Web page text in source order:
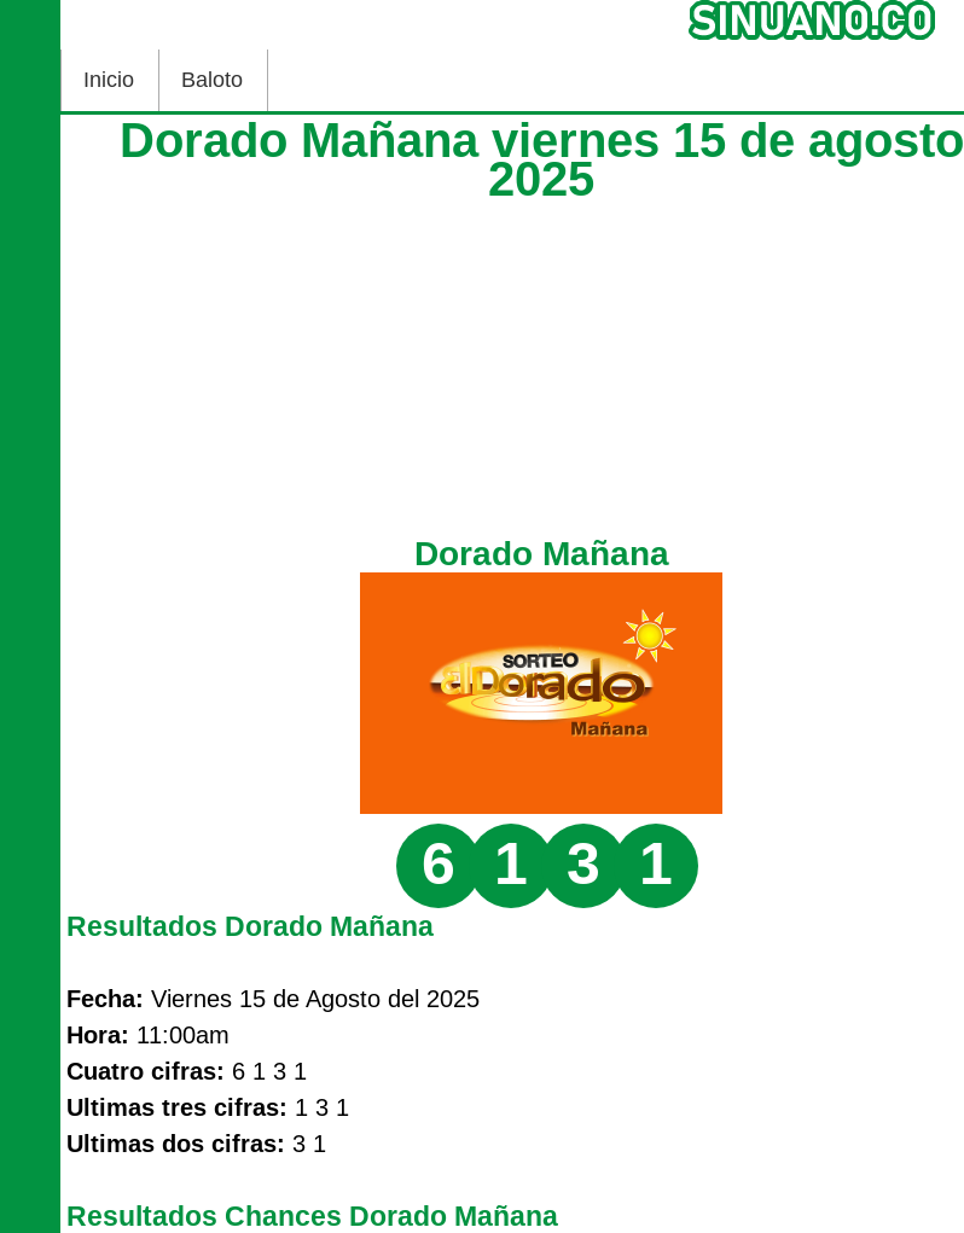
Inicio Baloto
Dorado Mañana viernes 15 de agosto
2025
Dorado Mañana
6 1 3 1
Resultados Dorado Mañana
Fecha: Viernes 15 de Agosto del 2025
Hora: 11:00am
Cuatro cifras: 6 1 3 1
Ultimas tres cifras: 1 3 1
Ultimas dos cifras: 3 1
Resultados Chances Dorado Mañana